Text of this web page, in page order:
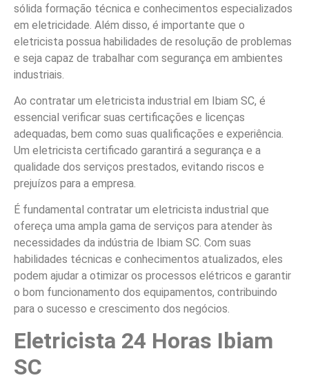
sólida formação técnica e conhecimentos especializados
em eletricidade. Além disso, é importante que o
eletricista possua habilidades de resolução de problemas
e seja capaz de trabalhar com segurança em ambientes
industriais.
Ao contratar um eletricista industrial em Ibiam SC, é
essencial verificar suas certificações e licenças
adequadas, bem como suas qualificações e experiência.
Um eletricista certificado garantirá a segurança e a
qualidade dos serviços prestados, evitando riscos e
prejuízos para a empresa.
É fundamental contratar um eletricista industrial que
ofereça uma ampla gama de serviços para atender às
necessidades da indústria de Ibiam SC. Com suas
habilidades técnicas e conhecimentos atualizados, eles
podem ajudar a otimizar os processos elétricos e garantir
o bom funcionamento dos equipamentos, contribuindo
para o sucesso e crescimento dos negócios.
Eletricista 24 Horas Ibiam
SC